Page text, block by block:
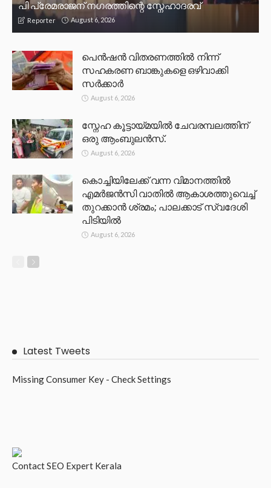
പി പ്രേമരാജന് നഗരത്തിന്റെ സ്നേഹാദരവ്
Reporter August 6, 2026
പെൻഷൻ വിതരണത്തിൽ നിന്ന്
സഹകരണ ബാങ്കുകളെ ഒഴിവാക്കി
സർക്കാർ
August 6, 2026
സ്നേഹ കൂട്ടായ്മയിൽ ചേവരമ്പലത്തിന്
ഒരു ആംബുലൻസ്.
August 6, 2026
കൊച്ചിയിലേക്ക് വന്ന വിമാനത്തിൽ
എമർജൻസി വാതിൽ ആകാശത്തുവെച്ച്
തുറക്കാൻ ശ്രമം; പാലക്കാട് സ്വദേശി
പിടിയിൽ
August 6, 2026
Latest Tweets
Missing Consumer Key - Check Settings
ContactSEO Expert Kerala